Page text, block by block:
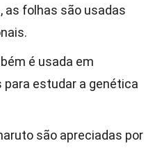
as folhas são usadas
é usada em
estudar a genética
são apreciadas por